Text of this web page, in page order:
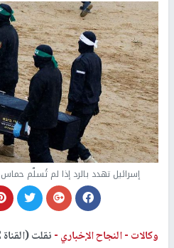
إسرائيل تهدد بالرد إذا لم تُسلّم
وكالات -النجاح الإخباري -